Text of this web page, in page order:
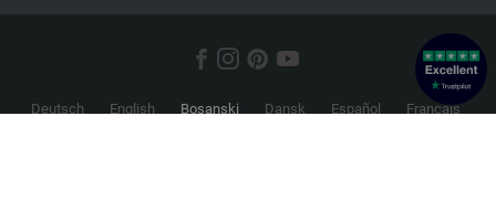
Deutsch English Bosanski Dansk Español
Français